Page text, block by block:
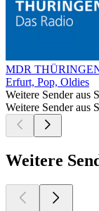
MDR
Erfurt, Pop, Oldies
Weitere Sender aus
Weitere Sender aus
Weitere